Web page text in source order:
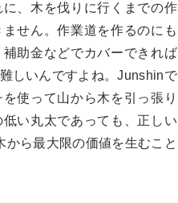
に、木を伐りに行くまでの作
せん。作業道を作るのにも
助金などでカバーできれば
しいんですよね。Junshinで
使って山から木を引っ張り
い丸太であっても、正しい
ら最大限の価値を生むこと